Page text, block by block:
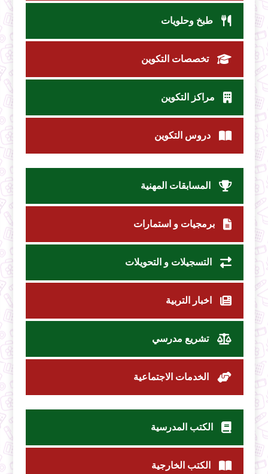
طبخ وحلويات
تخصصات التكوين
مراكز التكوين
دروس التكوين
المسابقات المهنية
برمجيات و استمارات
التسجيلات و التحويلات
اخبار التربية
تشريع مدرسي
الخدمات الاجتماعية
الكتب المدرسية
الكتب الخارجية